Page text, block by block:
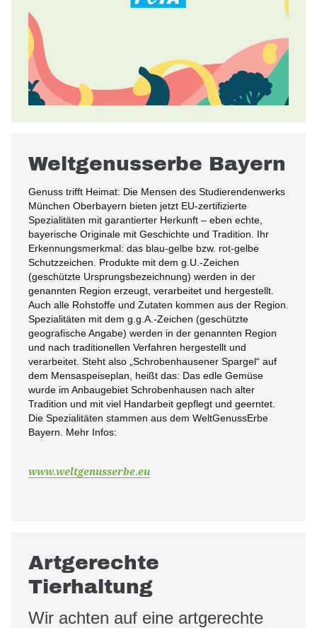
Weltgenusserbe Bayern
Genuss trifft Heimat: Die Mensen des Studierendenwerks
München Oberbayern bieten jetzt EU-zertifizierte
Spezialitäten mit garantierter Herkunft – eben echte,
bayerische Originale mit Geschichte und Tradition. Ihr
Erkennungsmerkmal: das blau-gelbe bzw. rot-gelbe
Schutzzeichen. Produkte mit dem g.U.-Zeichen
(geschützte Ursprungsbezeichnung) werden in der
genannten Region erzeugt, verarbeitet und hergestellt.
Auch alle Rohstoffe und Zutaten kommen aus der Region.
Spezialitäten mit dem g.g.A.-Zeichen (geschützte
geografische Angabe) werden in der genannten Region
und nach traditionellen Verfahren hergestellt und
verarbeitet. Steht also „Schrobenhausener Spargel“ auf
dem Mensaspeiseplan, heißt das: Das edle Gemüse
wurde im Anbaugebiet Schrobenhausen nach alter
Tradition und mit viel Handarbeit gepflegt und geerntet.
Die Spezialitäten stammen aus dem WeltGenussErbe
Bayern. Mehr Infos:
www.weltgenusserbe.eu
Artgerechte
Tierhaltung
Wir achten auf eine artgerechte